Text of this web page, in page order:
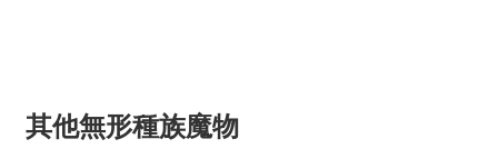
其他無形種族魔物